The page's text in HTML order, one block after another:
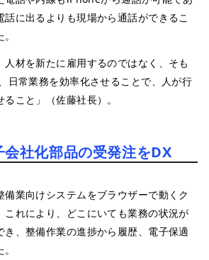
話に出るよりも現場から通話ができるこ
人材を新たに雇用するのではなく、そも
日常業務を効率化させることで、人が行
こと」（佐藤社長）。
社化部品の受発注をDX
備業向けシステムをブラウザーで動くク
これにより、どこにいても業務の状況が
き、整備作業の進捗から履歴、電子保適